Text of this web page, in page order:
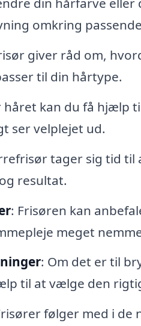
omkring
giver råd om,
til din hårtype.
håret kan du få hjælp
ser velplejet ud.
tager sig tid til
resultat.
: Frisøren kan
meget
: Om det er til
til at vælge den
følger med i de